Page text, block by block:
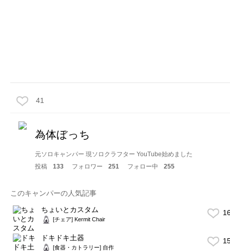
41
為体ぼっち
元ソロキャンパー 現ソロクラフター YouTube始めました
投稿
133 フォロワー 251 フォロー中 255
このキャンパーの人気記事
ちょいとカスタム
[チェア] Kermit Chair
ドキドキ土器
[食器・カトラリー] 自作